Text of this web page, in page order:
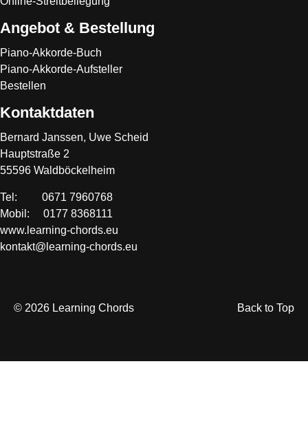
Angebot & Bestellung
Piano-Akkorde-Buch
Piano-Akkorde-Aufsteller
Bestellen
Kontaktdaten
Bernard Janssen, Uwe Scheid
Hauptstraße 2
55596 Waldböckelheim
Tel: 0671 7960768
Mobil: 0177 8368111
www.learning-chords.eu
kontakt@learning-chords.eu
Back to Top
© 2026 Learning Chords